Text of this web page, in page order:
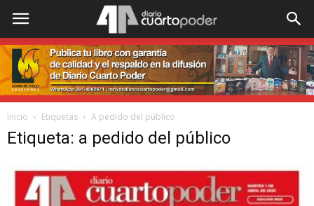
Inicio Etiquetas A pedido del público
Etiqueta: a pedido del público